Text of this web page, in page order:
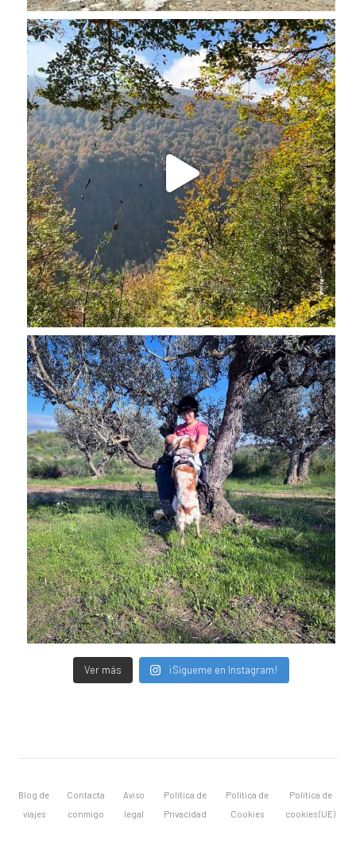
Ver más ¡Sígueme en Instagram!
Blog de
viajes
Contacta
conmigo
Aviso
legal
Política de
Privacidad
Política de
Cookies
Política de
cookies (UE)